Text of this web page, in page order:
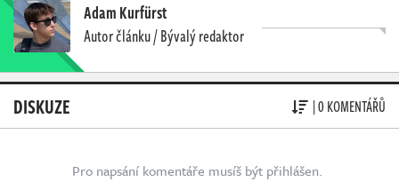
Adam Kurfürst
Autor článku / Bývalý redaktor
DISKUZE | 0 KOMENTÁŘŮ
Pro napsání komentáře musíš být přihlášen.